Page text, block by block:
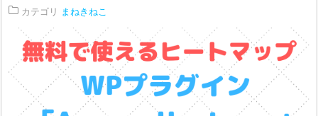
カテゴリ まねきねこ